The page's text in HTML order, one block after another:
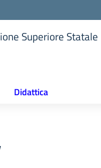
Superiore Statale
Didattica